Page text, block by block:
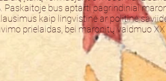
Paskaitoje bus aptarti pagrindiniai
kaip lingvistinė ar politinė
prielaidas, bei maronitų vaidmuo